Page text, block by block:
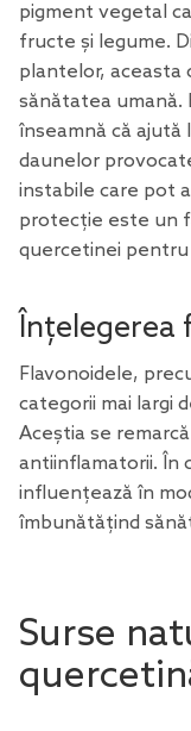
pigment vegetal
fructe și legume.
plantelor, aceasta
sănătatea umană.
înseamnă că
daunelor
instabile care pot
protecție este un
quercetinei
Înțelegerea
Flavonoidele,
categorii mai largi
Aceștia se
antiinflamatorii. În
influențează în
îmbunătățind
Surse